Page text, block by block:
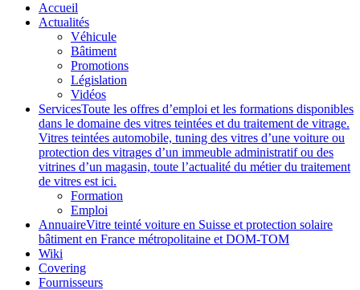
Accueil
Actualités
Véhicule
Bâtiment
Promotions
Législation
Vidéos
ServicesToute les offres d’emploi et les formations disponibles
dans le domaine des vitres teintées et du traitement de vitrage.
Vitres teintées automobile, tuning des vitres d’une voiture ou
protection des vitrages d’un immeuble administratif ou des
vitrines d’un magasin, toute l’actualité du métier du traitement
de vitres est ici.
Formation
Emploi
AnnuaireVitre teinté voiture en Suisse et protection solaire
bâtiment en France métropolitaine et DOM-TOM
Wiki
Covering
Fournisseurs